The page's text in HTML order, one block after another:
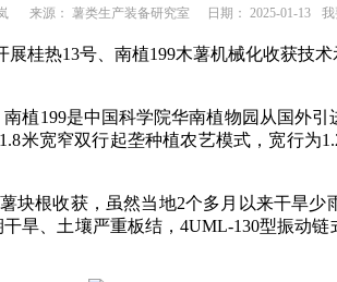
来源： 薯类生产装备研究室 日期： 2025-01-13
展桂热13号、南植199木薯机械化收获技
南植199是中国科学院华南植物园 从国外引
1.8米宽窄双行起垄种植农艺模式，宽行为
块根收获，虽然当地2个多月以来干旱少
旱、土壤严重板结，4UML-130型振动链